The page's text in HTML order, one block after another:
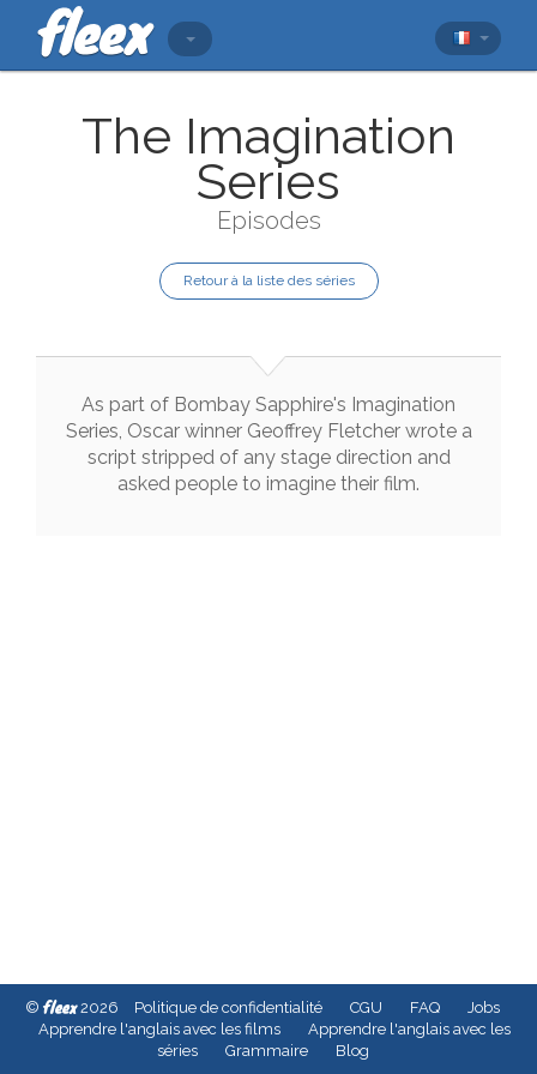
The Imagination
Series
Episodes
Retour à la liste des séries
As part of Bombay Sapphire's Imagination
Series, Oscar winner Geoffrey Fletcher wrote a
script stripped of any stage direction and
asked people to imagine their film.
© fleex2026 Politique de confidentialité CGU FAQ
Jobs
Apprendre l'anglais avec les films
Apprendre l'anglais avec les
séries
Grammaire Blog